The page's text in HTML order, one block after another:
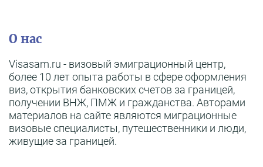
О нас
Visasam.ru - визовый эмиграционный центр,
более 10 лет опыта работы в сфере оформления
виз, открытия банковских счетов за границей,
получении ВНЖ, ПМЖ и гражданства. Авторами
материалов на сайте являются миграционные
визовые специалисты, путешественники и люди,
живущие за границей.